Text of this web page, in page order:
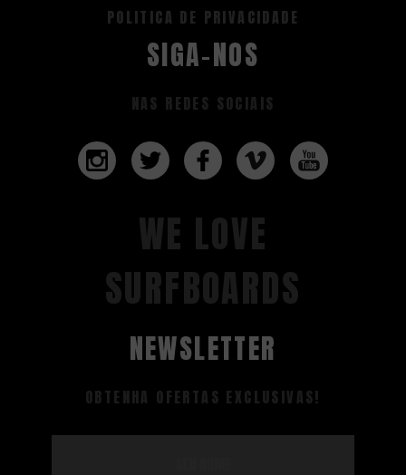
POLITICA DE PRIVACIDADE
SIGA-NOS
NAS REDES SOCIAIS
WE LOVE
SURFBOARDS
NEWSLETTER
OBTENHA OFERTAS EXCLUSIVAS!